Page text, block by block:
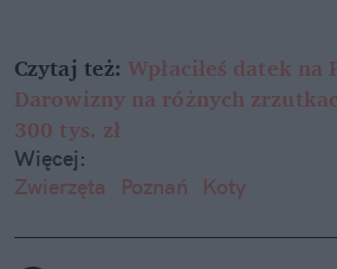
Czytaj też:Wpłaciłeś datek na
Darowizny na różnych
300 tys. zł
Więcej:
Zwierzęta
Poznań Koty